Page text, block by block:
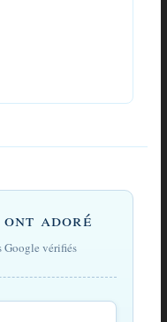
adoré
Google vérifiés